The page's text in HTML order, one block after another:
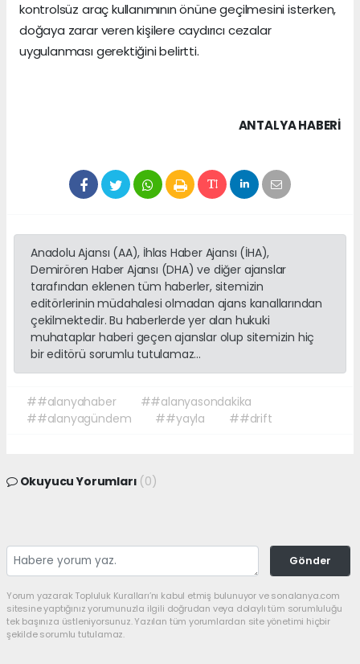
kontrolsüz araç kullanımının önüne geçilmesini isterken,
doğaya zarar veren kişilere caydırıcı cezalar
uygulanması gerektiğini belirtti.
ANTALYA HABERİ
Anadolu Ajansı (AA), İhlas Haber Ajansı (İHA),
Demirören Haber Ajansı (DHA) ve diğer ajanslar
tarafından eklenen tüm haberler, sitemizin
editörlerinin müdahalesi olmadan ajans kanallarından
çekilmektedir. Bu haberlerde yer alan hukuki
muhataplar haberi geçen ajanslar olup sitemizin hiç
bir editörü sorumlu tutulamaz...
##alanyahaber
##alanyasondakika
##alanyagündem
##yayla ##drift
Okuyucu Yorumları (0)
Gönder
Yorum yazarak Topluluk Kuralları’nı kabul etmiş bulunuyor ve sonalanya.com
sitesine yaptığınız yorumunuzla ilgili doğrudan veya dolaylı tüm sorumluluğu
tek başınıza üstleniyorsunuz. Yazılan tüm yorumlardan site yönetimi hiçbir
şekilde sorumlu tutulamaz.